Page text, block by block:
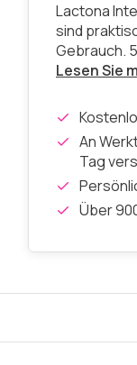
Lactona
sind
Gebrauch.
Lesen Sie
An
Tag
Über